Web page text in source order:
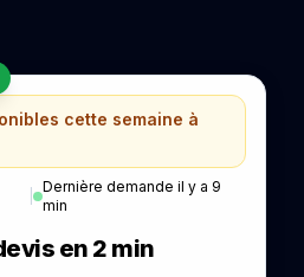
cette semaine à
Dernière demande il y a 9
min
en 2 min